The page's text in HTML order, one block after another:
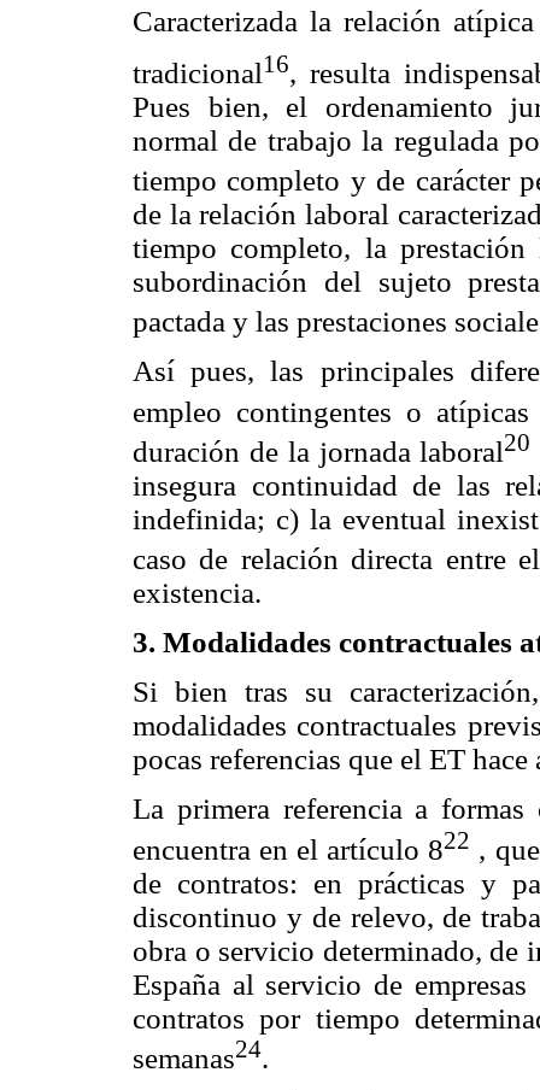
Caracterizada la relación
tradicional16, resulta
Pues bien, el ordenamiento
normal de trabajo la regulada
tiempo completo y de carácter
de la relación laboral
tiempo completo, la
subordinación del sujeto
pactada y las prestaciones
Así pues, las principales
empleo contingentes o
duración de la jornada laboral20
insegura continuidad de las
indefinida; c) la eventual
caso de relación directa entre
existencia.
3. Modalidades contractuales
Si bien tras su
modalidades contractuales
pocas referencias que el ET hace
La primera referencia a formas
encuentra en el artículo 822 ,
de contratos: en prácticas y
discontinuo y de relevo, de
obra o servicio determinado, de
España al servicio de
contratos por tiempo
semanas24.